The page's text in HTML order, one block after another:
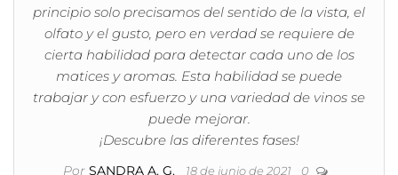
principio solo precisamos del sentido de la vista, el
olfato y el gusto, pero en verdad se requiere de
cierta habilidad para detectar cada uno de los
matices y aromas. Esta habilidad se puede
trabajar y con esfuerzo y una variedad de vinos se
puede mejorar.
¡Descubre las diferentes fases!
Por SANDRA A. G. 18 de junio de 2021 0